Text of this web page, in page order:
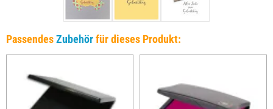
PassendesZubehörfür dieses Produkt: